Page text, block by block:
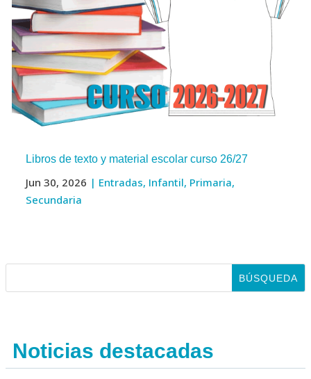
Libros de texto y material escolar curso 26/27
Jun 30, 2026 | Entradas, Infantil, Primaria,
Secundaria
Noticias destacadas